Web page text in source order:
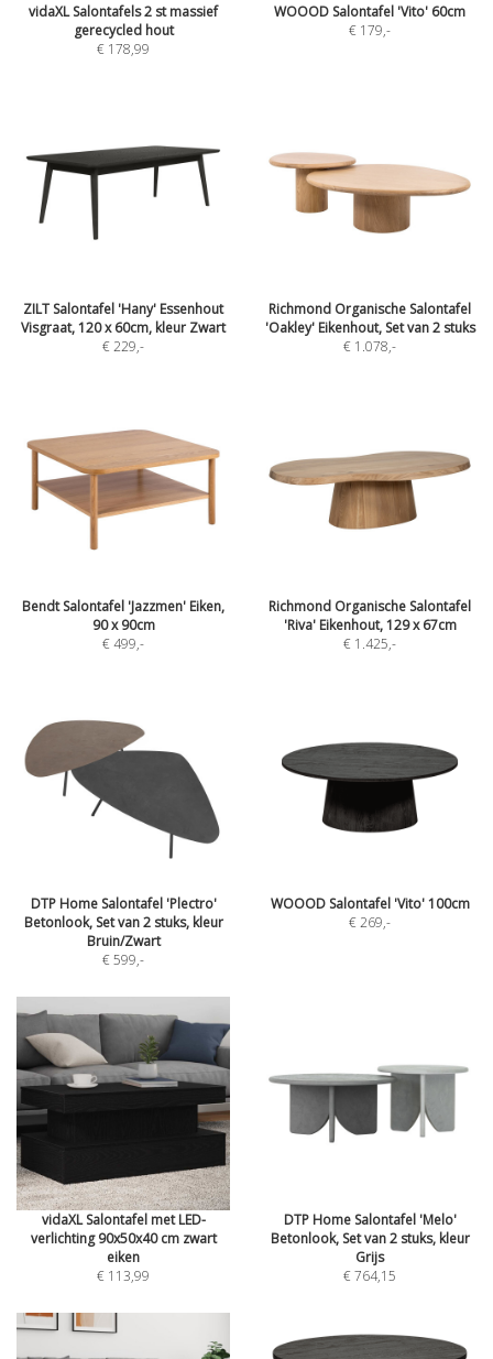
vidaXL Salontafels 2 st massief
gerecycled hout
€ 178,99
WOOOD Salontafel 'Vito' 60cm
€ 179,-
ZILT Salontafel 'Hany' Essenhout
Visgraat, 120 x 60cm, kleur Zwart
€ 229,-
Richmond Organische Salontafel
'Oakley' Eikenhout, Set van 2 stuks
€ 1.078,-
Bendt Salontafel 'Jazzmen' Eiken,
90 x 90cm
€ 499,-
Richmond Organische Salontafel
'Riva' Eikenhout, 129 x 67cm
€ 1.425,-
DTP Home Salontafel 'Plectro'
Betonlook, Set van 2 stuks, kleur
Bruin/Zwart
€ 599,-
WOOOD Salontafel 'Vito' 100cm
€ 269,-
vidaXL Salontafel met LED-
verlichting 90x50x40 cm zwart
eiken
€ 113,99
DTP Home Salontafel 'Melo'
Betonlook, Set van 2 stuks, kleur
Grijs
€ 764,15